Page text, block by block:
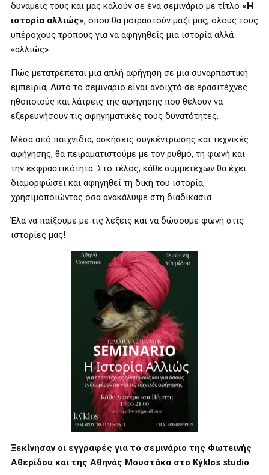
δυνάμεις τους και μας καλούν σε ένα σεμινάριο με τίτλο «Η
ιστορία αλλιώς», όπου θα μοιραστούν μαζί μας, όλους τους
υπέροχους τρόπους για να αφηγηθείς μια ιστορία αλλά
«αλλιώς»…
Πώς μετατρέπεται μια απλή αφήγηση σε μια συναρπαστική
εμπειρία; Αυτό το σεμινάριο είναι ανοιχτό σε ερασιτέχνες
ηθοποιούς και λάτρεις της αφήγησης που θέλουν να
εξερευνήσουν τις αφηγηματικές τους δυνατότητες.
Μέσα από παιχνίδια, ασκήσεις συγκέντρωσης και τεχνικές
αφήγησης, θα πειραματιστούμε με τον ρυθμό, τη φωνή και
την εκφραστικότητα. Στο τέλος, κάθε συμμετέχων θα έχει
διαμορφώσει και αφηγηθεί τη δική του ιστορία,
χρησιμοποιώντας όσα ανακάλυψε στη διαδικασία.
Έλα να παίξουμε με τις λέξεις και να δώσουμε φωνή στις
ιστορίες μας!
Ξεκίνησαν οι εγγραφές για το σεμινάριο της Φωτεινής
Αθερίδου και της Αθηνάς Μουστάκα στο Kýklos studio